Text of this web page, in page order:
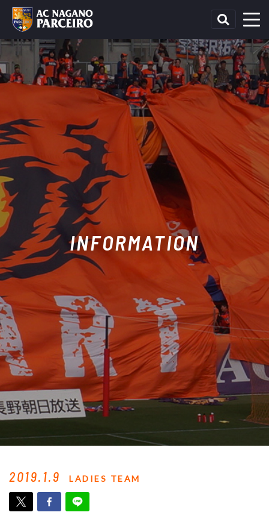
INFORMATION
2019.1.9 LADIES TEAM